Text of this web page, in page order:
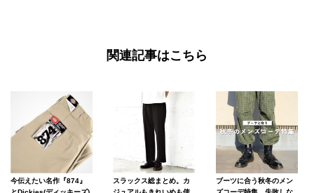
関連記事はこちら
今伝えたい名作『874』
スラックス総まとめ。カ
ブーツに合う秋冬のメン